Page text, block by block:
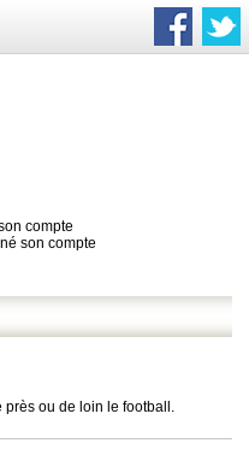
compte
son compte
près ou de loin le football.